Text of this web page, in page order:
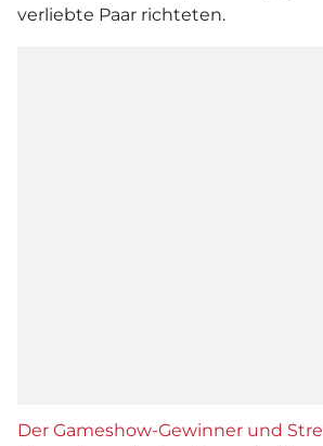
verliebte Paar richteten.
Der Gameshow-Gewinner und